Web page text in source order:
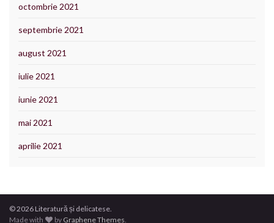
octombrie 2021
septembrie 2021
august 2021
iulie 2021
iunie 2021
mai 2021
aprilie 2021
© 2026 Literatură și delicatese.
Made with
by Graphene Themes